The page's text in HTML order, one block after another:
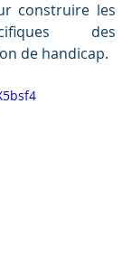
construire les
des
de handicap.